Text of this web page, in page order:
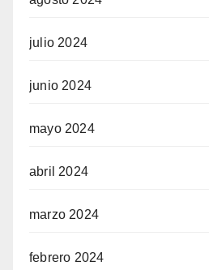
julio 2024
junio 2024
mayo 2024
abril 2024
marzo 2024
febrero 2024